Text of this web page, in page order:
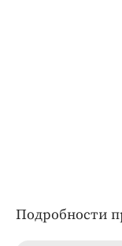
Подробности